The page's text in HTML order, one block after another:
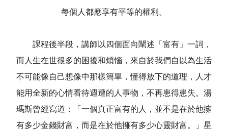
每個人都應享有平等的權利。
課程後半段，講師以四個面向闡述「富有」一詞，
而人生在世很多的困擾和煩惱，來自於我們自以為生活
不可能像自己想像中那樣簡單，懂得放下的道理，人才
能用全新的心情看待週遭的人事物，不再患得患失。湯
瑪斯曾經寫道：「一個真正富有的人，並不是在於他擁
有多少金錢財富，而是在於他擁有多少心靈財富。」星